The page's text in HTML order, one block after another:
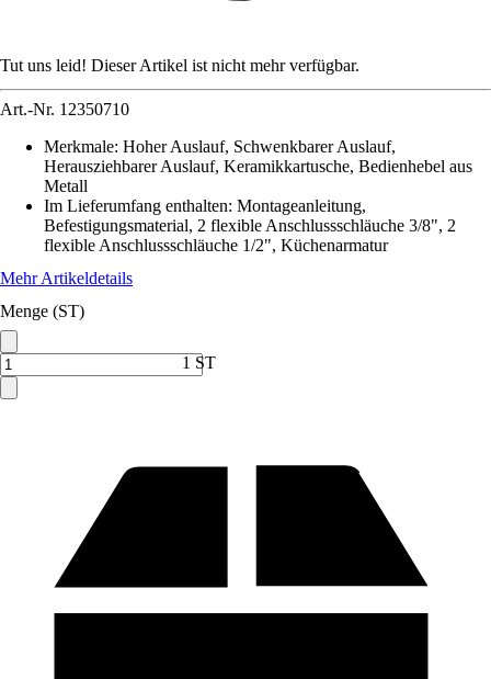
Tut uns leid! Dieser Artikel ist nicht mehr verfügbar.
Art.-Nr. 12350710
Merkmale: Hoher Auslauf, Schwenkbarer Auslauf,
Herausziehbarer Auslauf, Keramikkartusche, Bedienhebel aus
Metall
Im Lieferumfang enthalten: Montageanleitung,
Befestigungsmaterial, 2 flexible Anschlussschläuche 3/8", 2
flexible Anschlussschläuche 1/2", Küchenarmatur
Mehr Artikeldetails
Menge (ST)
1 ST